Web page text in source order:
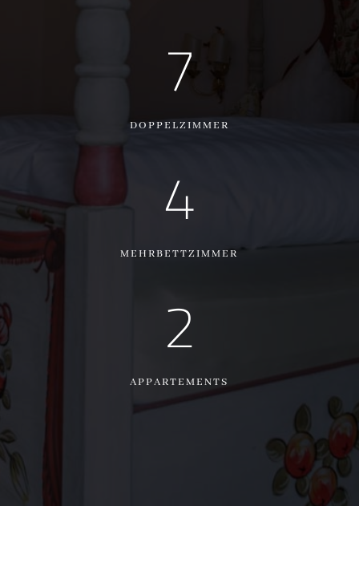
7
DOPPELZIMMER
4
MEHRBETTZIMMER
2
APPARTEMENTS